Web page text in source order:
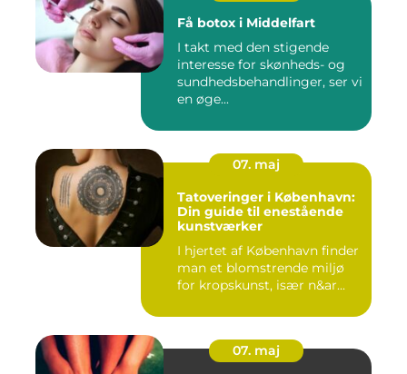
Få botox i Middelfart
I takt med den stigende
interesse for skønheds- og
sundhedsbehandlinger, ser vi
en øge...
07. maj
Tatoveringer i København:
Din guide til enestående
kunstværker
I hjertet af København finder
man et blomstrende miljø
for kropskunst, især n&ar...
07. maj